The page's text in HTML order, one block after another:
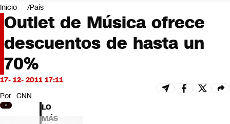
Negocios
Deportes
Programas completos
Cultura
Servicios
Bits
CNN tiempo
Futuro 360
Opinión
Inicio País
Outlet de Música ofrece
descuentos de hasta un
70%
17- 12- 2011 17:11
Por CNN
LO
MÁS